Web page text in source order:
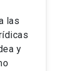
las
y